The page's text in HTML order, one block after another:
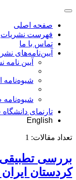
صفحه اصلی
فهرست نشریات
تماس با ما
آیین‌نامه‌های
آیین
شیوه‌نامه
تارنمای
English
تعداد مقالات: 1
بررسی
کردستان